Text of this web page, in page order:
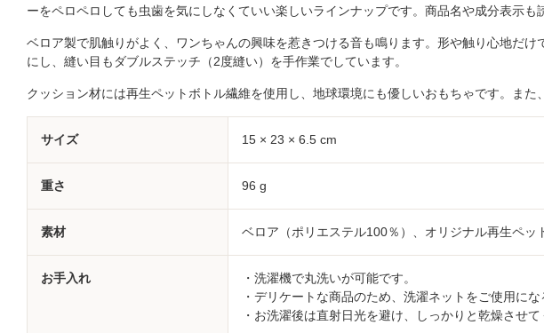
ーをペロペロしても虫歯を気にしなくていい楽しいラインナップです。商品名や成分表示も
ベロア製で肌触りがよく、ワンちゃんの興味を惹きつける音も鳴ります。形や触り心地だ
にし、縫い目もダブルステッチ（2度縫い）を手作業でしています。
クッション材には再生ペットボトル繊維を使用し、地球環境にも優しいおもちゃです。また
サイズ 15 × 23 × 6.5 cm
重さ 96 g
素材 ベロア（ポリエステル100％）、オリジナル再生ペッ
お手入れ
・洗濯機で丸洗いが可能です。
・デリケートな商品のため、洗濯ネットをご使用にな
・お洗濯後は直射日光を避け、しっかりと乾燥させて